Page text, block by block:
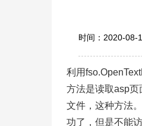
时间：2020-
利用
方法是读取asp页
文件，这种方法
功了，但是不能